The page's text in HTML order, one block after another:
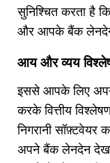
सुनिश्चित करता है
और आपके बैंक लेनदेन
आय और व्यय
इससे आपके लिए
करके वित्तीय
निगरानी
अपने बैंक लेनदेन देख